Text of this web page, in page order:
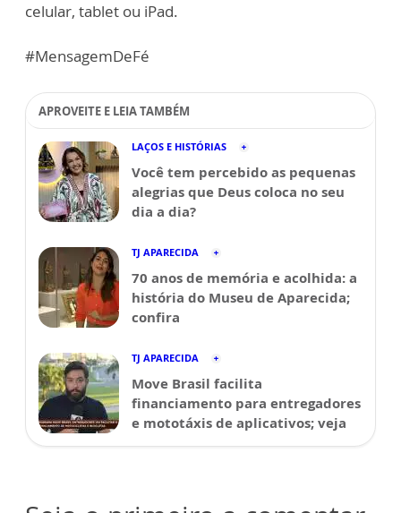
celular, tablet ou iPad.
#MensagemDeFé
APROVEITE E LEIA TAMBÉM
LAÇOS E HISTÓRIAS
Você tem percebido as pequenas
alegrias que Deus coloca no seu
dia a dia?
TJ APARECIDA
70 anos de memória e acolhida: a
história do Museu de Aparecida;
confira
TJ APARECIDA
Move Brasil facilita
financiamento para entregadores
e mototáxis de aplicativos; veja